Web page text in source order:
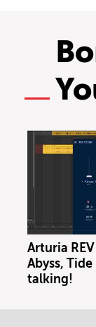
Arturia
Abyss,
talking!